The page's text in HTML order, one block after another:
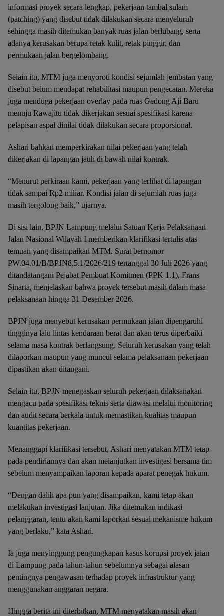
informasi proyek secara lengkap, pekerjaan tambal sulam
(patching) yang disebut tidak dilakukan secara menyeluruh
sehingga masih ditemukan banyak ruas jalan berlubang, serta
adanya kerusakan berupa retak kulit, retak pinggir, dan
permukaan jalan bergelombang.
Selain itu, MTM juga menyoroti kondisi sejumlah jembatan yang
disebut belum mendapat rehabilitasi maupun pengecatan. Mereka
juga menduga pekerjaan overlay pada ruas Gedong Aji Baru
menuju Rawajitu tidak dikerjakan sesuai spesifikasi karena
pelapisan aspal dinilai tidak dilakukan secara proporsional.
Ashari bahkan memperkirakan nilai pekerjaan yang telah
dikerjakan di lapangan jauh di bawah nilai kontrak.
“Menurut perkiraan kami, pekerjaan yang terlihat di lapangan
tidak sampai Rp2 miliar. Kondisi jalan di sejumlah ruas juga
masih tergolong baik,” ujarnya.
Di sisi lain, BPJN Lampung melalui Satuan Kerja Pelaksanaan
Jalan Nasional Wilayah I memberikan klarifikasi tertulis atas
temuan yang disampaikan MTM. Surat bernomor
PW.04.01/B/BPJN8.5.1/2026/219 tertanggal 30 Juli 2026 yang
ditandatangani Pejabat Pembuat Komitmen (PPK 1.1), Frans
Sinarta, menjelaskan bahwa proyek tersebut masih dalam masa
pelaksanaan hingga 31 Desember 2026.
BPJN juga menyebut kerusakan permukaan jalan dipengaruhi
tingginya lalu lintas kendaraan berat dan akan terus diperbaiki
selama masa kontrak berlangsung. Seluruh kerusakan yang telah
dilaporkan maupun yang muncul selama pelaksanaan pekerjaan
dipastikan akan ditangani.
Selain itu, BPJN menegaskan seluruh pekerjaan dilaksanakan
mengacu pada spesifikasi teknis serta diawasi melalui monitoring
dan audit secara berkala untuk memastikan kualitas maupun
kuantitas pekerjaan.
Menanggapi klarifikasi tersebut, Ashari menyatakan MTM tetap
pada pendiriannya dan akan melanjutkan investigasi bersama tim
sebelum menyampaikan laporan kepada aparat penegak hukum.
“Dengan dalih apa pun yang disampaikan, kami tetap akan
melakukan investigasi lanjutan. Jika ditemukan indikasi
pelanggaran, tentu akan kami laporkan sesuai mekanisme hukum
yang berlaku,” kata Ashari.
Ia juga menyinggung pengungkapan kasus korupsi proyek jalan
di Lampung pada tahun-tahun sebelumnya sebagai alasan
pentingnya pengawasan terhadap proyek infrastruktur yang
menggunakan anggaran negara.
Hingga berita ini diterbitkan, MTM menyatakan masih akan